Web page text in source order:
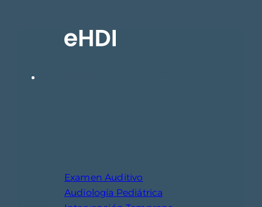
Examen Auditivo
Audiología Pediátrica